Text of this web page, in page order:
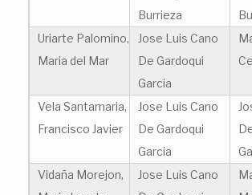
Burrieza
Uriarte Palomino,
Maria del Mar
Jose Luis Cano
De Gardoqui
Garcia
Vela Santamaria,
Francisco Javier
Jose Luis Cano
De Gardoqui
Garcia
Vidaña Morejon,
Jose Luis Cano